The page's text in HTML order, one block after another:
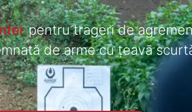
pentru trageri de
de arme cu țeavă